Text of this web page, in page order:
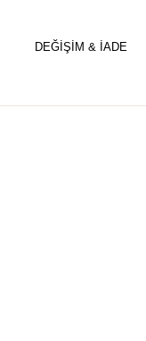
DEĞİŞİM & İADE